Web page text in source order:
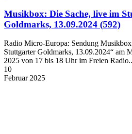
Musikbox: Die Sache, live im
Goldmarks, 13.09.2024 (592)
Radio Micro-Europa: Sendung
Stuttgarter Goldmarks, 13.09.2024“ am
2025 von 17 bis 18 Uhr im Freien
10
Februar 2025